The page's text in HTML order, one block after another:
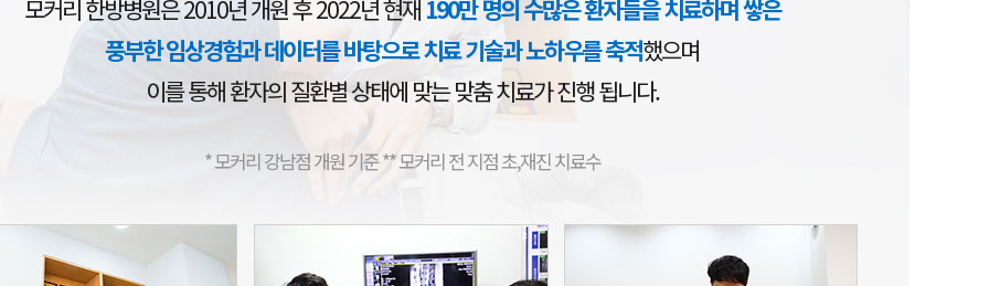
모커리 한방병원은 2010년 개원 후 2022년 현재 190만 명의 수많은 환자들을 치료하며 쌓은
풍부한 임상경험과 데이터를 바탕으로 치료 기술과 노하우를 축적했으며
이를 통해 환자의 질환별 상태에 맞는 맞춤 치료가 진행 됩니다.
* 모커리 강남점 개원 기준 ** 모커리 전 지점 초,재진 치료수